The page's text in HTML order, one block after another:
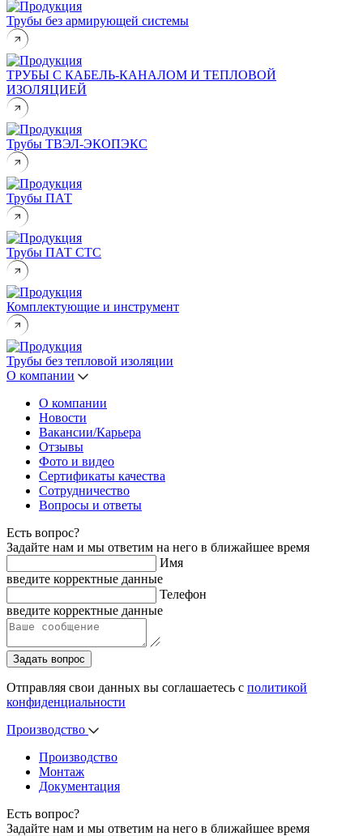
Трубы без армирующей системы
ТРУБЫ С КАБЕЛЬ-КАНАЛОМ И ТЕПЛОВОЙ
ИЗОЛЯЦИЕЙ
Трубы ТВЭЛ-ЭКОПЭКС
Трубы ПАТ
Трубы ПАТ СТС
Комплектующие и инструмент
Трубы без тепловой изоляции
О компании
О компании
Новости
Вакансии/Карьера
Отзывы
Фото и видео
Сертификаты качества
Сотрудничество
Вопросы и ответы
Есть вопрос?
Задайте нам и мы ответим на него в ближайшее время
Имя
введите корректные данные
Телефон
введите корректные данные
Задать вопрос
Отправляя свои данных вы соглашаетесь с политикой
конфиденциальности
Производство
Производство
Монтаж
Документация
Есть вопрос?
Задайте нам и мы ответим на него в ближайшее время